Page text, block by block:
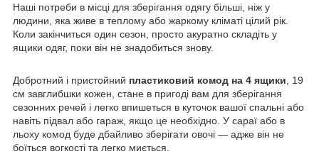
Наші потреби в місці для зберігання одягу більші, ніж у
людини, яка живе в теплому або жаркому кліматі цілий рік.
Коли закінчиться один сезон, просто акуратно складіть у
ящики одяг, поки він не знадобиться знову.
Добротний і пристойний пластиковий комод на 4 ящики , 19
см завглибшки кожен, стане в пригоді вам для зберігання
сезонних речей і легко впишеться в куточок вашої спальні або
навіть підвал або гараж, якщо це необхідно. У сараї або в
льоху комод буде дбайливо зберігати овочі — адже він не
боїться вогкості та легко миється.